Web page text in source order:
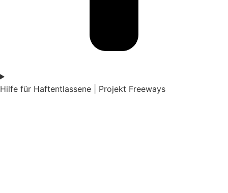
Hilfe für Haftentlassene | Projekt Freeways